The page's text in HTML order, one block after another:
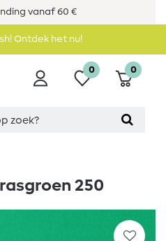
vanaf 60 €
Ontdek het nu!
0 0
250